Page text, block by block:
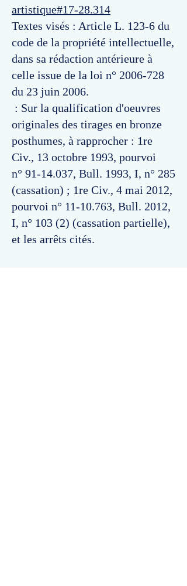
artistique#17-28.314
Textes visés : Article L. 123-6 du
code de la propriété intellectuelle,
dans sa rédaction antérieure à
celle issue de la loi n° 2006-728
du 23 juin 2006.
: Sur la qualification d'oeuvres
originales des tirages en bronze
posthumes, à rapprocher : 1re
Civ., 13 octobre 1993, pourvoi
n° 91-14.037, Bull. 1993, I, n° 285
(cassation) ; 1re Civ., 4 mai 2012,
pourvoi n° 11-10.763, Bull. 2012,
I, n° 103 (2) (cassation partielle),
et les arrêts cités.